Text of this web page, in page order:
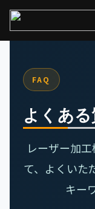
FAQ
よくある
レーザー加
て、よくいた
キー